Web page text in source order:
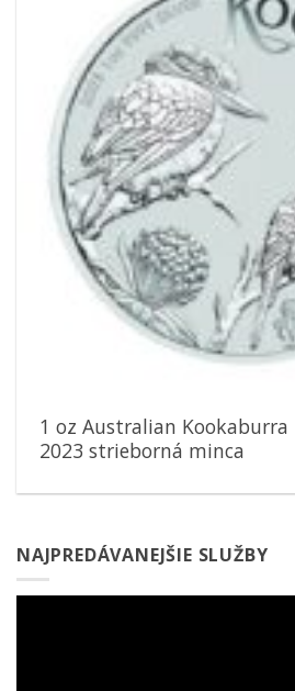
1 oz Australian Kookaburra
2023 strieborná minca
NAJPREDÁVANEJŠIE SLUŽBY